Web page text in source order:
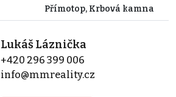
Přímotop, Krbová kamna
Lukáš Láznička
+420 296 399 006
info@mmreality.cz